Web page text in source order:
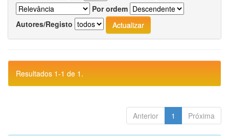
Por ordem
Autores/Registo
Resultados 1-1 de 1.
Anterior 1 Próxima